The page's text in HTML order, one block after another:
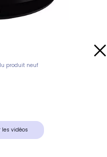
produit neuf
les vidéos